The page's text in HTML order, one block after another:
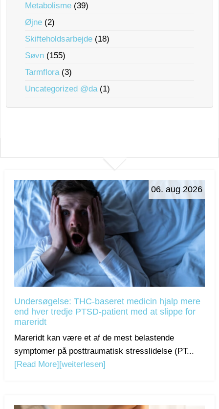
Metabolisme (39)
Øjne (2)
Skifteholdsarbejde (18)
Søvn (155)
Tarmflora(3)
Uncategorized @da(1)
06. aug 2026
Undersøgelse: THC-baseret medicin hjalp mere
end hver tredje PTSD-patient med at slippe for
mareridt
Mareridt kan være et af de mest belastende
symptomer på posttraumatisk stresslidelse (PT...
[Read More][weiterlesen]